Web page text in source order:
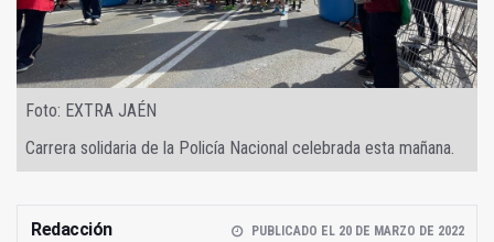
Foto: EXTRA JAÉN
Carrera solidaria de la Policía Nacional celebrada esta mañana.
Redacción PUBLICADO EL 20 DE MARZO DE 2022